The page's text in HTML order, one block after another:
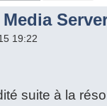
19:22
suite à la